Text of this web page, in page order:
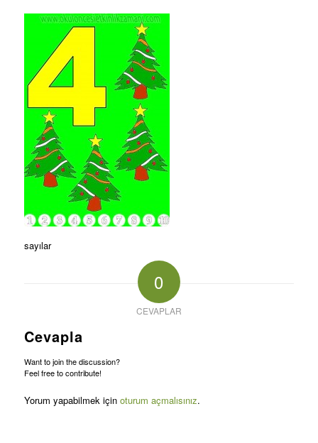
sayılar
0
CEVAPLAR
Cevapla
Want to join the discussion?
Feel free to contribute!
Yorum yapabilmek için oturum açmalısınız.